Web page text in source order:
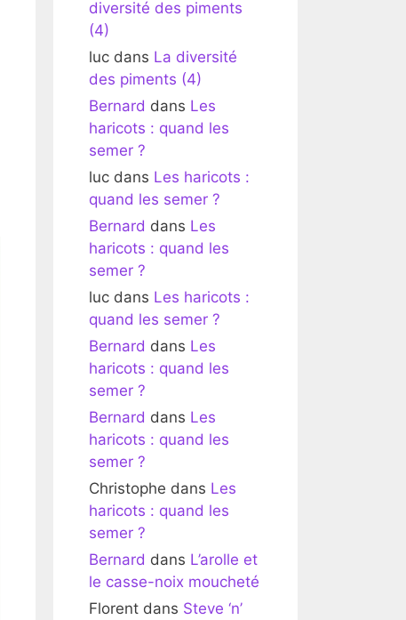
diversité des piments
(4)
luc dans La diversité
des piments (4)
Bernard dans Les
haricots : quand les
semer ?
luc dans Les haricots :
quand les semer ?
Bernard dans Les
haricots : quand les
semer ?
luc dans Les haricots :
quand les semer ?
Bernard dans Les
haricots : quand les
semer ?
Bernard dans Les
haricots : quand les
semer ?
Christophe dans Les
haricots : quand les
semer ?
Bernard dans L’arolle et
le casse-noix moucheté
Florent dans Steve ‘n’